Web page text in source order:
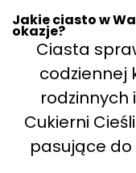
Jakie ciasto w
okazje?
Ciasta
codziennej
rodzinnych
Cukierni
pasujące do